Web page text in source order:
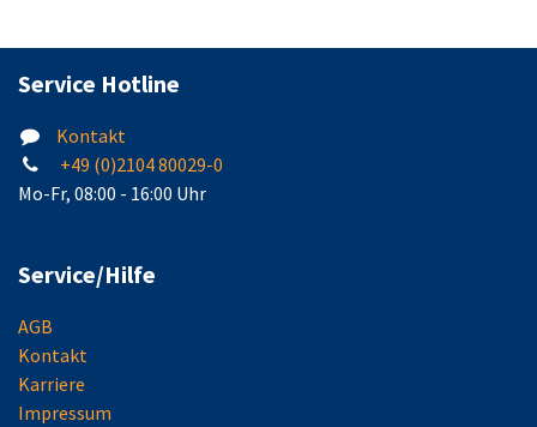
Service Hotline
Kontakt
+49 (0)2104 80029-0
Mo-Fr, 08:00 - 16:00 Uhr
Service/Hilfe
AGB
Kontakt
Karriere
Impressum